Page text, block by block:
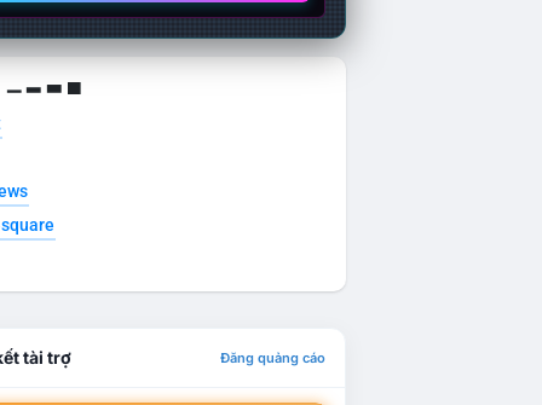
▁ ▂ ▃ ▄
tài trợ Đăng quảng cáo